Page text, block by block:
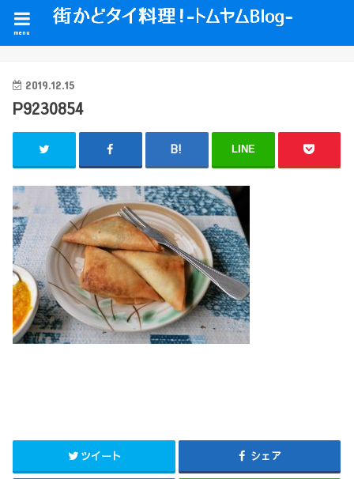
menu
2019.12.15
P9230854
LINE
ツイート シェア